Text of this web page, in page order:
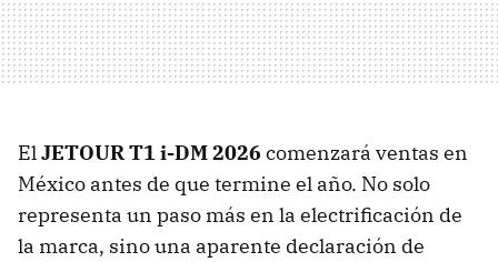
ElJETOUR T1 i-DM 2026 comenzará ventas en
México antes de que termine el año. No solo
representa un paso más en la electrificación de
la marca, sino una aparente declaración de